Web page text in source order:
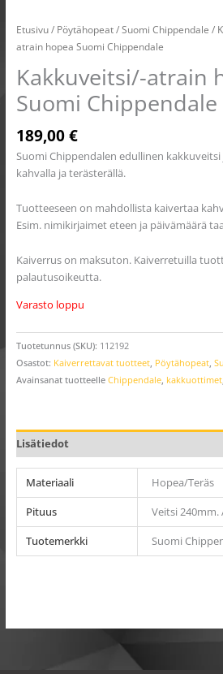
Etusivu/ Pöytähopeat/Suomi Chippendale /
atrain hopea Suomi Chippendale
Kakkuveitsi/-atrain
Suomi Chippendale
189,00€
Suomi Chippendalen edullinen
kahvalla ja terästerällä.
Tuotteeseen on mahdollista kaivertaa
Esim. nimikirjaimet eteen ja päivämäärä
Kaiverrus on maksuton. Kaiverretuilla
palautusoikeutta.
Varasto loppu
Tuotetunnus (SKU): 112192
Osastot: Kaiverrettavat tuotteet, Pöytähopeat,
Avainsanat tuotteelle Chippendale, kakkuottimet,
Lisätiedot
Materiaali
Hopea/Teräs
Pituus
Veitsi
Tuotemerkki
Suomi